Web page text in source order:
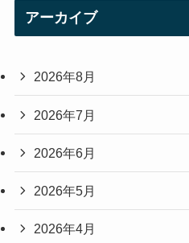
アーカイブ
2026年8月
2026年7月
2026年6月
2026年5月
2026年4月